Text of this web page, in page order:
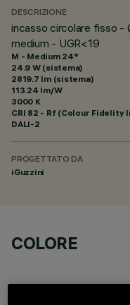
DESCRIZIONE
incasso circolare fisso
medium - UGR<19
M - Medium 24°
24.9 W (sistema)
2819.7 lm (sistema)
113.24 lm/W
3000 K
CRI 82 - Rf (Colour Fidelity
DALI-2
PROGETTATO DA
iGuzzini
COLORE